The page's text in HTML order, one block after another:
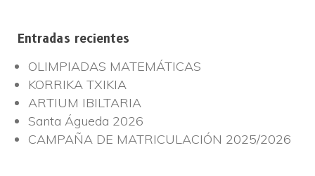
Entradas recientes
OLIMPIADAS MATEMÁTICAS
KORRIKA TXIKIA
ARTIUM IBILTARIA
Santa Águeda 2026
CAMPAÑA DE MATRICULACIÓN 2025/2026